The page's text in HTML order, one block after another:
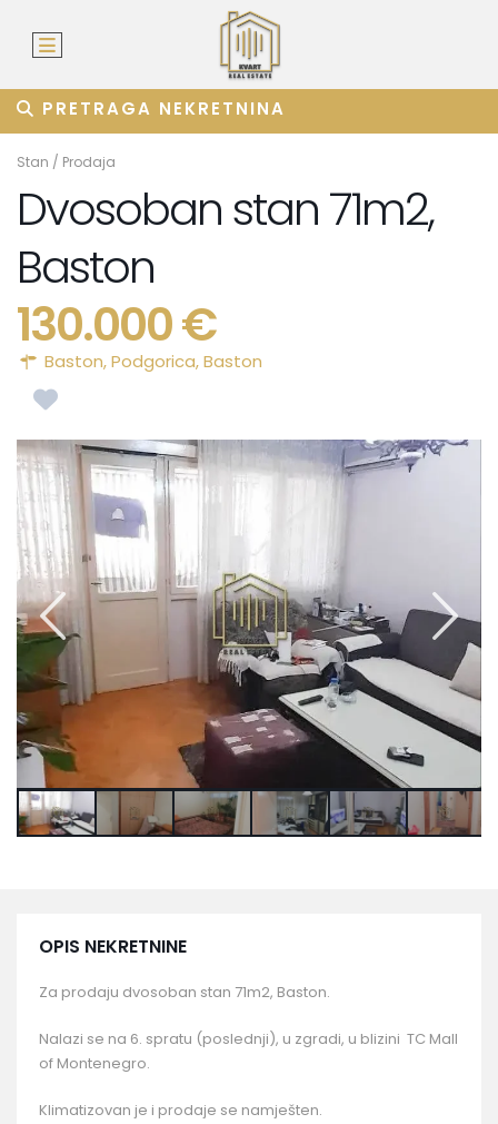
PRETRAGA NEKRETNINA
Stan / Prodaja
Dvosoban stan 71m2,
Baston
130.000 €
Baston,Podgorica,Baston
OPIS NEKRETNINE
Za prodaju dvosoban stan 71m2, Baston.
Nalazi se na 6. spratu (poslednji), u zgradi, u blizini TC Mall
of Montenegro.
Klimatizovan je i prodaje se namješten.